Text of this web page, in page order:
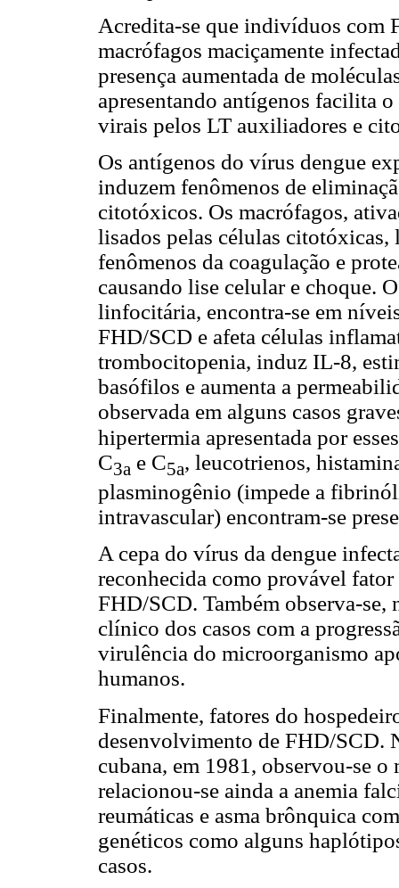
Acredita-se que indivíduos com
macrófagos maciçamente
presença aumentada de
apresentando antígenos facilita
virais pelos LT auxiliadores e
Os antígenos do vírus dengue
induzem fenômenos de
citotóxicos. Os macrófagos,
lisados pelas células
fenômenos da coagulação e
causando lise celular e choque.
linfocitária, encontra-se em
FHD/SCD e afeta células
trombocitopenia, induz IL-8,
basófilos e aumenta a
observada em alguns casos
hipertermia apresentada por
C3a e C5a, leucotrienos,
plasminogênio (impede a
intravascular) encontram-se
A cepa do vírus da dengue
reconhecida como provável
FHD/SCD. Também observa-se,
clínico dos casos com a
virulência do microorganismo
humanos.
Finalmente, fatores do
desenvolvimento de FHD/SCD.
cubana, em 1981, observou-se o
relacionou-se ainda a anemia
reumáticas e asma brônquica
genéticos como alguns
casos.